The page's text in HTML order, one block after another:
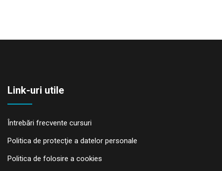
Link-uri utile
Întrebări frecvente cursuri
Politica de protecţie a datelor personale
Politica de folosire a cookies